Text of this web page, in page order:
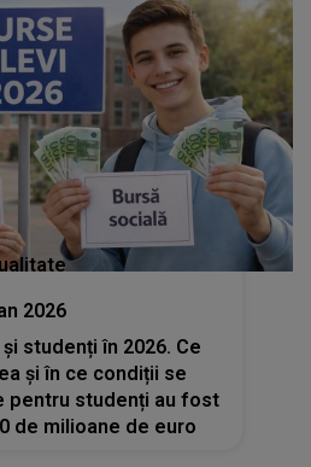
2026
studenți în 2026. Ce
și în ce condiții se
pentru studenți au fost
de milioane de euro